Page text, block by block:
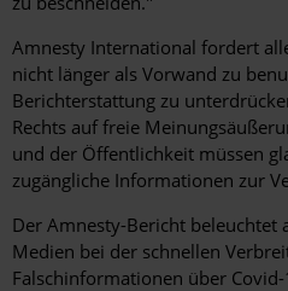
Amnesty International fordert
nicht länger als Vorwand zu
Berichterstattung zu
Rechts auf freie
und der Öffentlichkeit müssen
zugängliche Informationen zur
Der Amnesty-Bericht beleuchtet
Medien bei der schnellen
Falschinformationen über